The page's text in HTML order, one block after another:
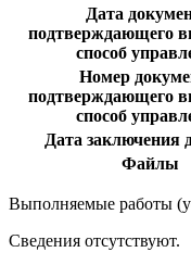
Дата
подтверждающего
способ
Номер
подтверждающего
способ
Дата заключения
Файлы
Выполняемые работы
Сведения отсутствуют.